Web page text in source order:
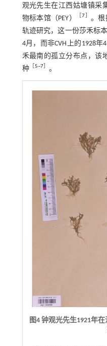
观光先生在江西姑塘镇采
物标本馆（PEY）
［7］ 。根
轨迹研究，这一份莎禾标
4月，而非CVH上的1928年
禾最南的孤立分布点，该
种［5~7］ 。
图4 钟观光先生1921年